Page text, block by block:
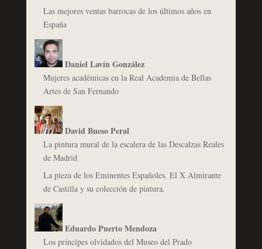
Las mejores ventas barrocas de los últimos años en
España
Daniel Lavín González
Mujeres académicas en la Real Academia de Bellas
Artes de San Fernando
David Bueso Peral
La pintura mural de la escalera de las Descalzas Reales
de Madrid
La pieza de los Eminentes Españoles. El X Almirante
de Castilla y su colección de pintura.
Eduardo Puerto Mendoza
Los príncipes olvidados del Museo del Prado